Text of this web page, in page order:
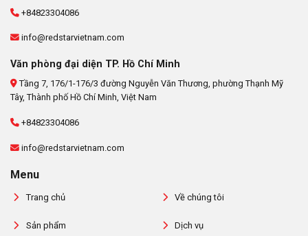
+84823304086
info@redstarvietnam.com
Văn phòng đại diện TP. Hồ Chí Minh
Tầng 7, 176/1-176/3 đường Nguyễn Văn Thương, phường Thạnh Mỹ
Tây, Thành phố Hồ Chí Minh, Việt Nam
+84823304086
info@redstarvietnam.com
Menu
Trang chủ Về chúng tôi
Sản phẩm Dịch vụ